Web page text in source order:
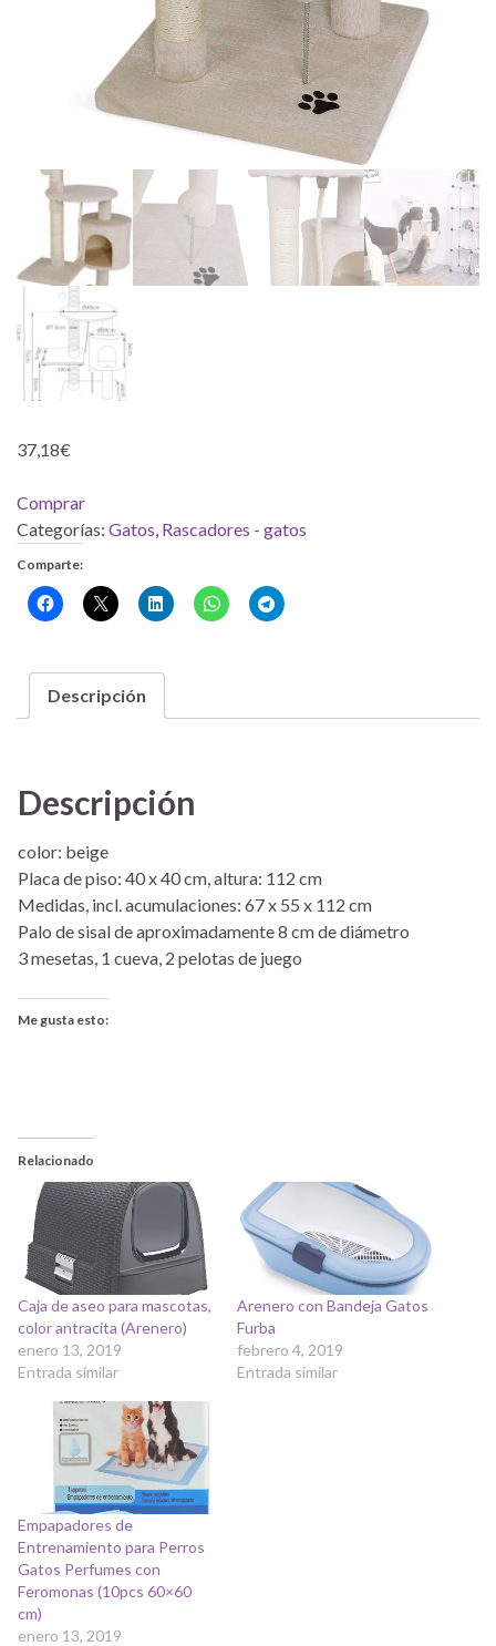
37,18€
Comprar
Categorías: Gatos, Rascadores - gatos
Comparte:
Descripción
Descripción
color: beige
Placa de piso: 40 x 40 cm, altura: 112 cm
Medidas, incl. acumulaciones: 67 x 55 x 112 cm
Palo de sisal de aproximadamente 8 cm de diámetro
3 mesetas, 1 cueva, 2 pelotas de juego
Me gusta esto:
Relacionado
Caja de aseo para mascotas,
color antracita (Arenero)
enero 13, 2019
Entrada similar
Arenero con Bandeja Gatos
Furba
febrero 4, 2019
Entrada similar
Empapadores de
Entrenamiento para Perros
Gatos Perfumes con
Feromonas (10pcs 60×60
cm)
enero 13, 2019